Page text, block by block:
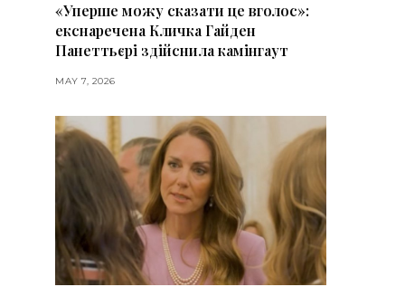
«Уперше можу сказати це вголос»:
екснаречена Кличка Гайден
Панеттьєрі здійснила камінгаут
MAY 7, 2026